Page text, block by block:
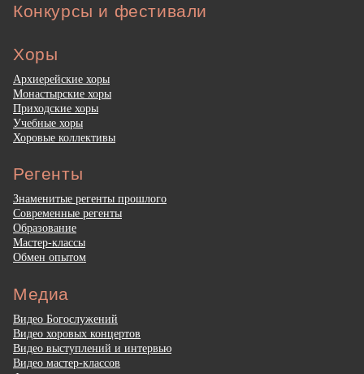
Конкурсы и фестивали
Хоры
Архиерейские хоры
Монастырские хоры
Приходские хоры
Учебные хоры
Хоровые коллективы
Регенты
Знаменитые регенты прошлого
Современные регенты
Образование
Мастер-классы
Обмен опытом
Медиа
Видео Богослужений
Видео хоровых концертов
Видео выступлений и интервью
Видео мастер-классов